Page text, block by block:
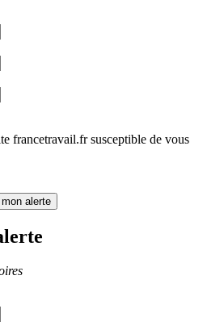
francetravail.fr susceptible de vous
alerte